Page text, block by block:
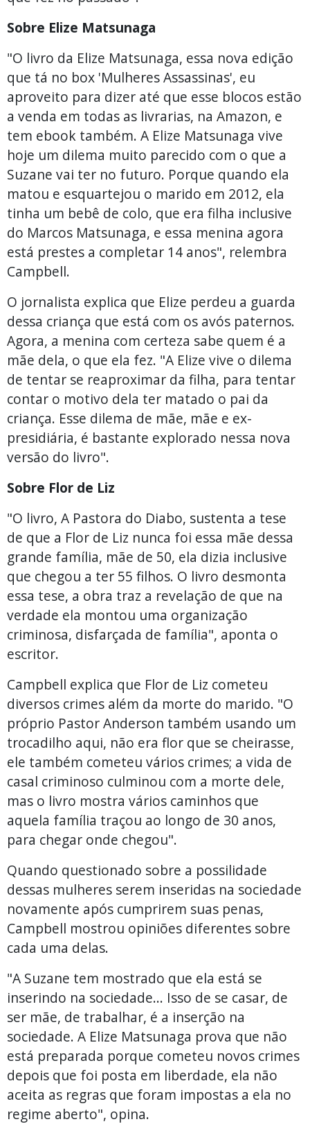
Sobre Elize Matsunaga
"O livro da Elize Matsunaga, essa nova edição
que tá no box 'Mulheres Assassinas', eu
aproveito para dizer até que esse blocos estão
a venda em todas as livrarias, na Amazon, e
tem ebook também. A Elize Matsunaga vive
hoje um dilema muito parecido com o que a
Suzane vai ter no futuro. Porque quando ela
matou e esquartejou o marido em 2012, ela
tinha um bebê de colo, que era filha inclusive
do Marcos Matsunaga, e essa menina agora
está prestes a completar 14 anos", relembra
Campbell.
O jornalista explica que Elize perdeu a guarda
dessa criança que está com os avós paternos.
Agora, a menina com certeza sabe quem é a
mãe dela, o que ela fez. "A Elize vive o dilema
de tentar se reaproximar da filha, para tentar
contar o motivo dela ter matado o pai da
criança. Esse dilema de mãe, mãe e ex-
presidiária, é bastante explorado nessa nova
versão do livro".
Sobre Flor de Liz
"O livro, A Pastora do Diabo, sustenta a tese
de que a Flor de Liz nunca foi essa mãe dessa
grande família, mãe de 50, ela dizia inclusive
que chegou a ter 55 filhos. O livro desmonta
essa tese, a obra traz a revelação de que na
verdade ela montou uma organização
criminosa, disfarçada de família", aponta o
escritor.
Campbell explica que Flor de Liz cometeu
diversos crimes além da morte do marido. "O
próprio Pastor Anderson também usando um
trocadilho aqui, não era flor que se cheirasse,
ele também cometeu vários crimes; a vida de
casal criminoso culminou com a morte dele,
mas o livro mostra vários caminhos que
aquela família traçou ao longo de 30 anos,
para chegar onde chegou".
Quando questionado sobre a possilidade
dessas mulheres serem inseridas na sociedade
novamente após cumprirem suas penas,
Campbell mostrou opiniões diferentes sobre
cada uma delas.
"A Suzane tem mostrado que ela está se
inserindo na sociedade... Isso de se casar, de
ser mãe, de trabalhar, é a inserção na
sociedade. A Elize Matsunaga prova que não
está preparada porque cometeu novos crimes
depois que foi posta em liberdade, ela não
aceita as regras que foram impostas a ela no
regime aberto", opina.